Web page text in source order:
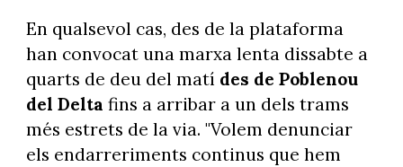
En qualsevol cas, des de la plataforma
han convocat una marxa lenta dissabte a
quarts de deu del matí des de Poblenou
del Delta fins a arribar a un dels trams
més estrets de la via. "Volem denunciar
els endarreriments continus que hem